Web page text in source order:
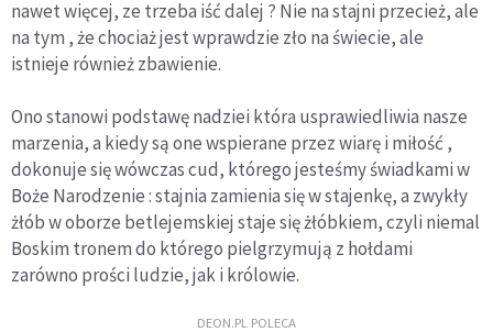
nawet więcej, ze trzeba iść dalej ? Nie na stajni przecież, ale
na tym , że chociaż jest wprawdzie zło na świecie, ale
istnieje również zbawienie.
Ono stanowi podstawę nadziei która usprawiedliwia nasze
marzenia, a kiedy są one wspierane przez wiarę i miłość ,
dokonuje się wówczas cud, którego jesteśmy świadkami w
Boże Narodzenie : stajnia zamienia się w stajenkę, a zwykły
żłób w oborze betlejemskiej staje się żłóbkiem, czyli niemal
Boskim tronem do którego pielgrzymują z hołdami
zarówno prości ludzie, jak i królowie.
DEON.PL POLECA